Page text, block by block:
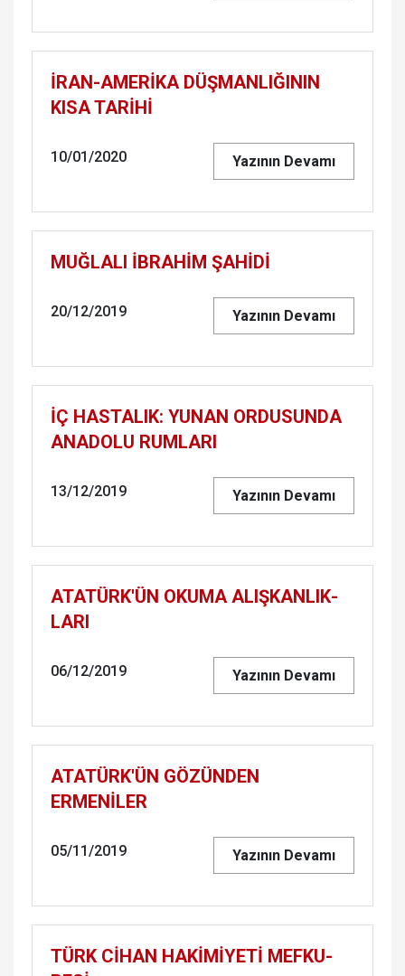
İRAN-AMERİKA DÜŞ­MAN­LI­ĞI­NIN
KISA TARİHİ
10/01/2020 Yazının Devamı
MUĞ­LA­LI İBRAHİM ŞAHİDİ
20/12/2019 Yazının Devamı
İÇ HAS­TA­LIK: YUNAN OR­DU­SUN­DA
ANA­DO­LU RUM­LA­RI
13/12/2019 Yazının Devamı
ATA­TÜRK'ÜN OKUMA ALIŞ­KAN­LIK­
LA­RI
06/12/2019 Yazının Devamı
ATA­TÜRK'ÜN GÖ­ZÜN­DEN
ERMENİLER
05/11/2019 Yazının Devamı
TÜRK CİHAN HAKİMİYETİ MEF­KU­